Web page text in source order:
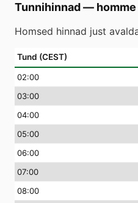
Tunnihinnad — homme
Homsed hinnad just
Tund (CEST)
02:00
03:00
04:00
05:00
06:00
07:00
08:00